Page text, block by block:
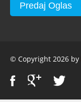
Predaj Oglas
© Copyright 2026 by